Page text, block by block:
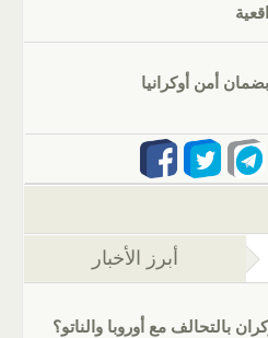
بضمان أمن أوكرانيا
التبويب النشطة)
أبرز الأخبار
بالتحالف مع أوروبا والناتو؟